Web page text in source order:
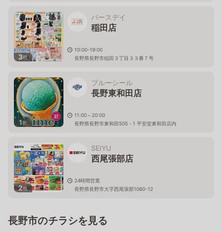
3枚
バースデイ
稲田店
10:00-19:00
長野県長野市稲田３丁目３３番７号
1枚
ブルーシール
長野東和田店
11:00～20:00
長野県長野市東和田505－1 平安堂東和田店内
2枚
SEIYU
西尾張部店
24時間営業
長野県長野市大字西尾張部1060-12
長野市のチラシを見る